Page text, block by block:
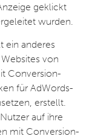
geklickt
wurden.
ein anderes
von
Conversion-
für AdWords-
erstellt.
auf ihre
mit Conversion-